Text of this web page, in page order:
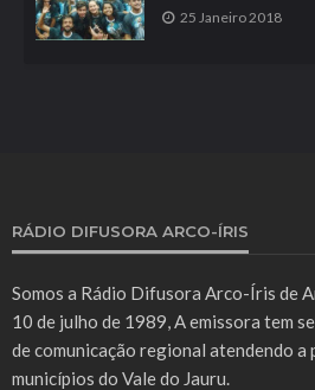
25 Janeiro 2018
RÁDIO DIFUSORA ARCO-ÍRIS
Somos a Rádio Difusora Arco-Íris de
10 de julho de 1989, A emissora tem
de comunicação regional atendendo
municípios do Vale do Jauru.